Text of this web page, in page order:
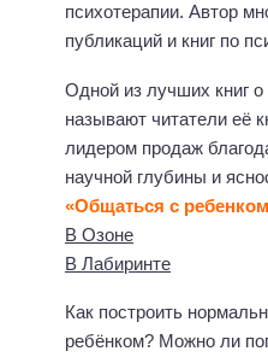
психотерапии. Автор
публикаций и книг по
Одной из лучших книг о
называют читатели её
лидером продаж
научной глубины и
«Общаться с
В Озоне
В Лабиринте
Как построить
ребёнком? Можно ли